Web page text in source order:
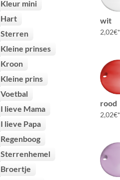
Kleur mini
Hart
Sterren
Kleine prinses
Kroon
Kleine prins
Voetbal
I lieve Mama
I lieve Papa
Regenboog
Sterrenhemel
Broertje
wit
2,02€
rood
2,02€